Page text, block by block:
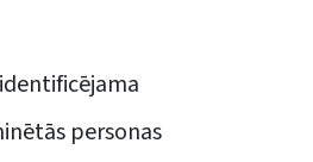
personas